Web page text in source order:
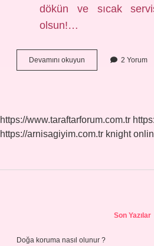
dökün ve sıcak
olsun!…
Devamını okuyun
Et
2 Yorum
https://www.taraftarforum.com.tr
https://arnisagiyim.com.tr knight
Son Yazılar
Doğa koruma nasıl olunur ?